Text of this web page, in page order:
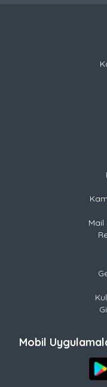
Mail
Mobil